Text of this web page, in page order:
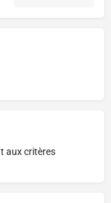
aux critères